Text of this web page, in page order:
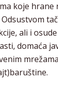
koje hrane
ali i
domaća